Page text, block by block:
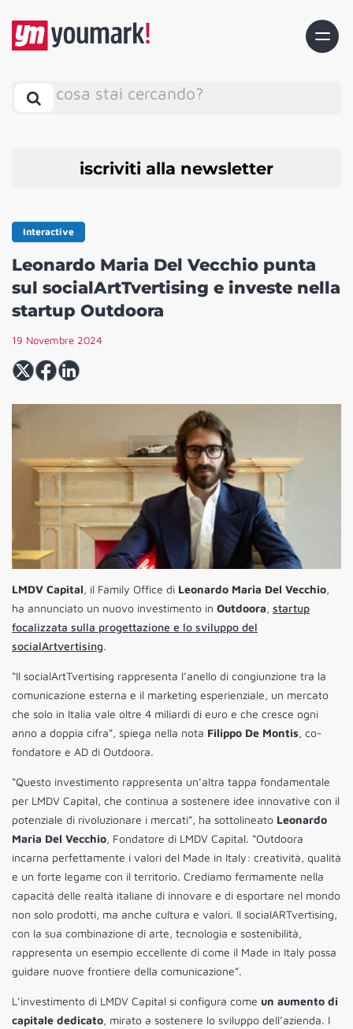
cosa stai cercando?
iscriviti alla newsletter
Interactive
Leonardo Maria Del Vecchio punta
sul socialArtTvertising e investe nella
startup Outdoora
19 Novembre 2024
LMDV Capital, il Family Office di Leonardo Maria Del Vecchio,
ha annunciato un nuovo investimento in Outdoora, startup
focalizzata sulla progettazione e lo sviluppo del
socialArtvertising.
“Il socialArtTvertising rappresenta l’anello di congiunzione tra la
comunicazione esterna e il marketing esperienziale, un mercato
che solo in Italia vale oltre 4 miliardi di euro e che cresce ogni
anno a doppia cifra”, spiega nella nota Filippo De Montis, co-
fondatore e AD di Outdoora.
“Questo investimento rappresenta un’altra tappa fondamentale
per LMDV Capital, che continua a sostenere idee innovative con il
potenziale di rivoluzionare i mercati”, ha sottolineato Leonardo
Maria Del Vecchio, Fondatore di LMDV Capital. “Outdoora
incarna perfettamente i valori del Made in Italy: creatività, qualità
e un forte legame con il territorio. Crediamo fermamente nella
capacità delle realtà italiane di innovare e di esportare nel mondo
non solo prodotti, ma anche cultura e valori. Il socialARTvertising,
con la sua combinazione di arte, tecnologia e sostenibilità,
rappresenta un esempio eccellente di come il Made in Italy possa
guidare nuove frontiere della comunicazione”.
L’investimento di LMDV Capital si configura come un aumento di
capitale dedicato, mirato a sostenere lo sviluppo dell’azienda. I